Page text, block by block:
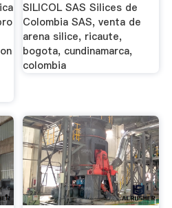
SILICOL SAS Silices de
Colombia SAS, venta de
arena silice, ricaute,
bogota, cundinamarca,
colombia